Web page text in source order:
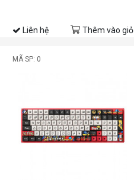
Liên hệ Thêm vào giỏ
MÃ SP: 0